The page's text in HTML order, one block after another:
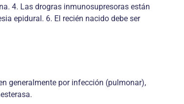
4. Las drogras inmunosupresoras están
epidural. 6. El recién nacido debe ser
generalmente por infección (pulmonar),